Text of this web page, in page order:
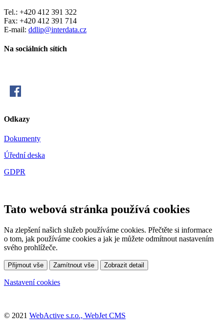
Tel.: +420 412 391 322
Fax: +420 412 391 714
E-mail: ddlip@interdata.cz
Na sociálních sítích
Odkazy
Dokumenty
Úřední deska
GDPR
Tato webová stránka používá cookies
Na zlepšení našich služeb používáme cookies. Přečtěte si informace
o tom, jak používáme cookies a jak je můžete odmítnout nastavením
svého prohlížeče.
Přijmout vše Zamítnout vše Zobrazit detail
Nastavení cookies
© 2021 WebActive s.r.o., WebJet CMS